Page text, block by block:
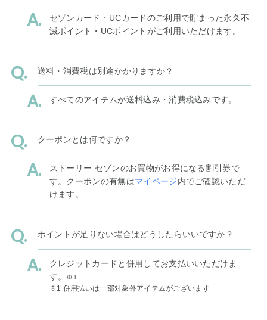
セゾンカード・UCカードのご利用で貯まった永久不
滅ポイント・UCポイントがご利用いただけます。
送料・消費税は別途かかりますか？
すべてのアイテムが送料込み・消費税込みです。
クーポンとは何ですか？
ストーリー セゾンのお買物がお得になる割引券で
す。クーポンの有無はマイページ内でご確認いただ
けます。
ポイントが足りない場合はどうしたらいいですか？
クレジットカードと併用してお支払いいただけま
す。
※1
※1 併用払いは一部対象外アイテムがございます